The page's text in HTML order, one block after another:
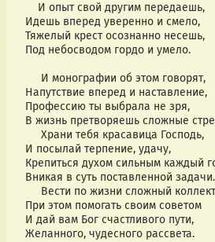
И опыт свой другим передаешь,
Идешь вперед уверенно и смело,
Тяжелый крест осознанно несешь,
Под небосводом гордо и умело.
И монографии об этом говорят,
Напутствие вперед и наставление,
Профессию ты выбрала не зря,
В жизнь претворяешь сложные
Храни тебя красавица Господь,
И посылай терпение, удачу,
Крепиться духом сильным каждый
Вникая в суть поставленной задачи.
Вести по жизни сложный
При этом помогать своим советом
И дай вам Бог счастливого пути,
Желанного, чудесного рассвета.